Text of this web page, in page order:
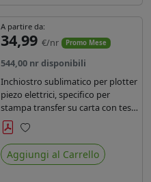
A partire da:
34,99 €/nr Promo Mese
544,00 nr disponibili
Inchiostro sublimatico per plotter
piezo elettrici, specifico per
stampa transfer su carta con teste
Epson EPS3200, 5113, dx4 e dx5.
Ecologico, conforme alla
normativa Reach e Oeko-Tex.
Preferiti
Aggiungi al Carrello